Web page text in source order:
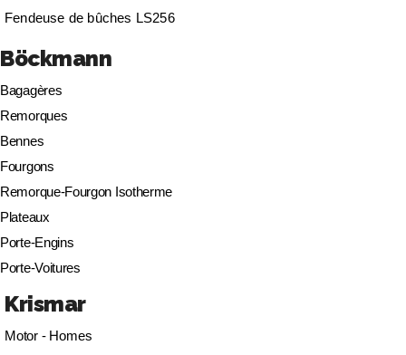
Fendeuse de bûches LS256
Böckmann
Bagagères
Remorques
Bennes
Fourgons
Remorque-Fourgon Isotherme
Plateaux
Porte-Engins
Porte-Voitures
Krismar
Motor - Homes